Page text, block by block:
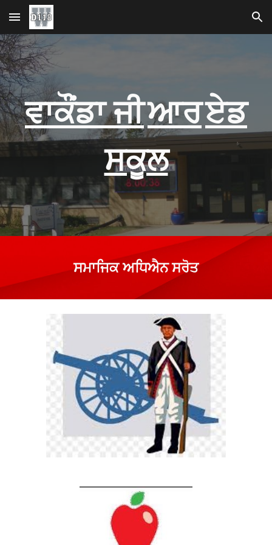
ਮੁੱਖ ਸਮੱਗਰੀ 'ਤੇ ਜਾਓ ਨੈਵੀਗੇਸ਼ਨ ਉੱਤੇ ਜਾਓ
ਵਾਕੌਂਡਾ ਜੀਆਰਏਡ
ਸਕੂਲ
ਸਮਾਜਿਕ ਅਧਿਐਨਸਰੋਤ